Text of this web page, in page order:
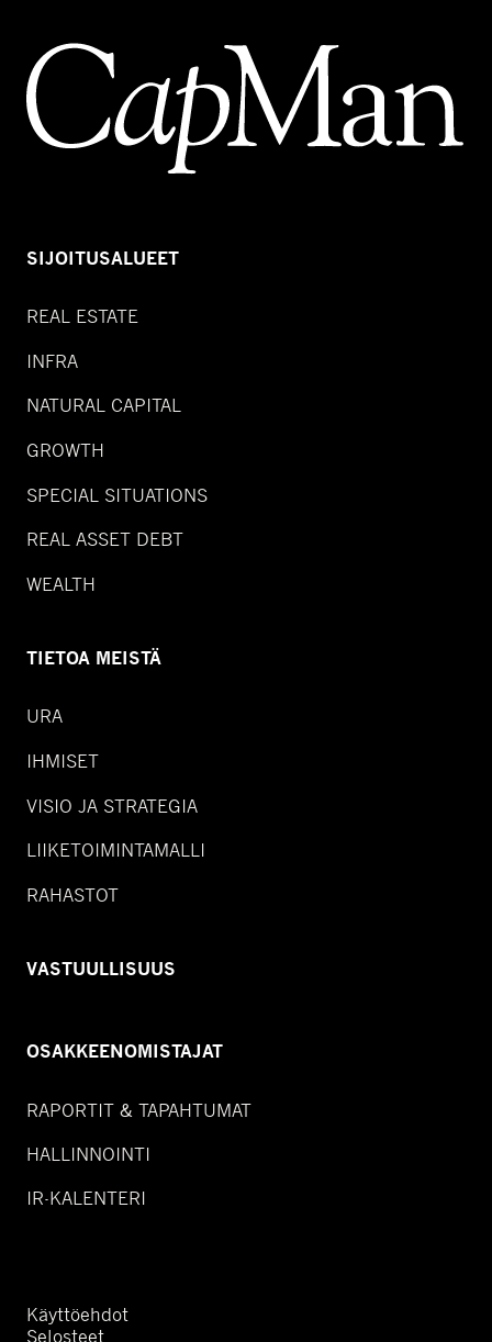
SIJOITUSALUEET
REAL ESTATE
INFRA
NATURAL CAPITAL
GROWTH
SPECIAL SITUATIONS
REAL ASSET DEBT
WEALTH
TIETOA MEISTÄ
URA
IHMISET
VISIO JA STRATEGIA
LIIKETOIMINTAMALLI
RAHASTOT
VASTUULLISUUS
OSAKKEENOMISTAJAT
RAPORTIT & TAPAHTUMAT
HALLINNOINTI
IR-KALENTERI
Käyttöehdot
Selosteet